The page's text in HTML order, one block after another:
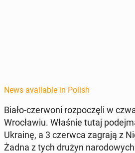
News available in Polish
Biało-cz­er­woni rozpoczęli w
Wrocław­iu. Właśnie tutaj
Ukrainę, a 3 czerwca zagrają z
Żadna z tych drużyn